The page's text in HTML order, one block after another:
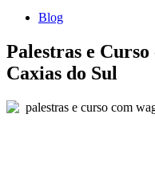
Blog
Palestras e
Caxias do Sul